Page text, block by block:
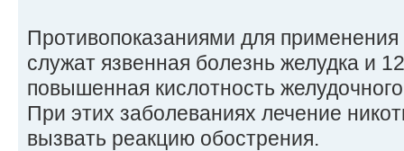
Противопоказаниями для
служат язвенная болезнь желудка и
повышенная кислотность
При этих заболеваниях лечение
вызвать реакцию обострения.